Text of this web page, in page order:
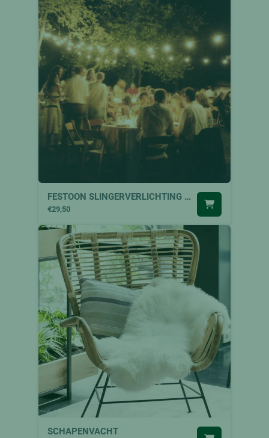
FESTOON SLINGERVERLICHTING 25m
€29,50
SCHAPENVACHT